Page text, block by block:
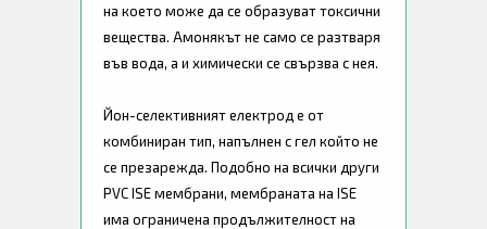
на което може да се образуват токсични
вещества. Амонякът не само се разтваря
във вода, а и химически се свързва с нея.
Йон-селективният електрод е от
комбиниран тип, напълнен с гел който не
се презарежда. Подобно на всички други
PVC ISE мембрани, мембраната на ISE
има ограничена продължителност на